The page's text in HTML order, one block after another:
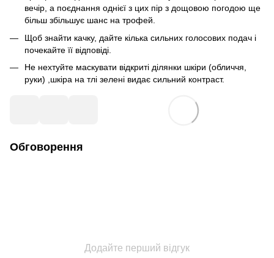
вечір, а поєднання однієї з цих пір з дощовою погодою ще
більш збільшує шанс на трофей.
Щоб знайти качку, дайте кілька сильних голосових подач і
почекайте її відповіді.
Не нехтуйте маскувати відкриті ділянки шкіри (обличчя,
руки) ,шкіра на тлі зелені видає сильний контраст.
Обговорення
Додайте перший відгук